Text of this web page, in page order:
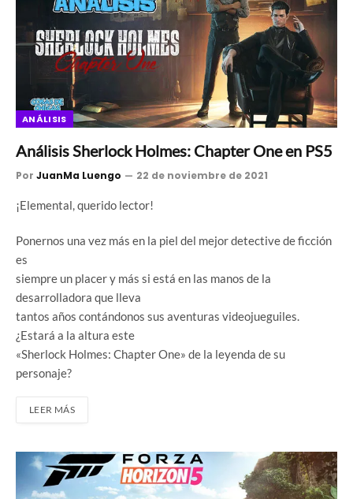
ANÁLISIS
Análisis Sherlock Holmes: Chapter One en PS5
Por JuanMa Luengo 22 de noviembre de 2021
¡Elemental, querido lector!
Ponernos una vez más en la piel del mejor detective de ficción
es
siempre un placer y más si está en las manos de la
desarrolladora que lleva
tantos años contándonos sus aventuras videojueguiles.
¿Estará a la altura este
«Sherlock Holmes: Chapter One» de la leyenda de su
personaje?
LEER MÁS